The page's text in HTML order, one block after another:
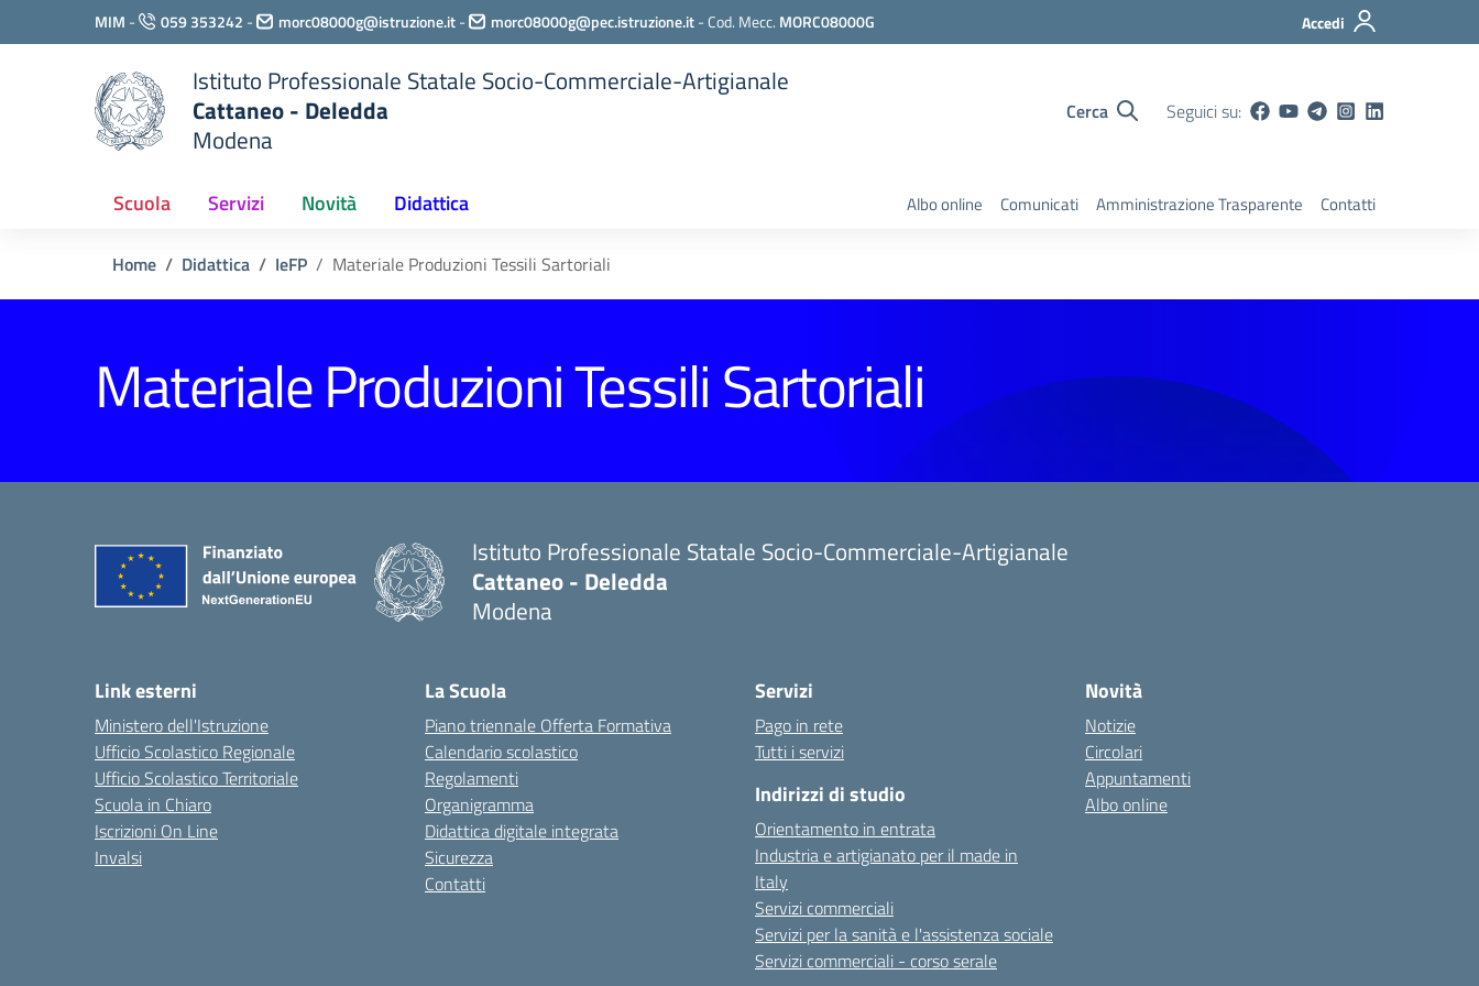
Vai ai contenuti
Vai al menu di navigazione
MIM - 059 353242 - morc08000g@istruzione.it- morc08000g@pec.istruzione.it-Cod. Mecc. MORC08000G Accedi
Istituto Professionale Statale Socio-Commerciale-Artigianale
Cattaneo - Deledda
Modena
Cerca Seguici su:
Scuola Servizi Novità Didattica Albo online Comunicati Amministrazione Trasparente Contatti
Home Didattica IeFP Materiale Produzioni Tessili Sartoriali
Materiale Produzioni Tessili Sartoriali
Istituto Professionale Statale Socio-Commerciale-Artigianale
Cattaneo - Deledda
Modena
Link esterni
Ministero dell'Istruzione
Ufficio Scolastico Regionale
Ufficio Scolastico Territoriale
Scuola in Chiaro
Iscrizioni On Line
Invalsi
La Scuola
Piano triennale Offerta Formativa
Calendario scolastico
Regolamenti
Organigramma
Didattica digitale integrata
Sicurezza
Contatti
Servizi
Pago in rete
Tutti i servizi
Indirizzi di studio
Orientamento in entrata
Industria e artigianato per il made in
Italy
Servizi commerciali
Servizi per la sanità e l'assistenza sociale
Servizi commerciali - corso serale
Novità
Notizie
Circolari
Appuntamenti
Albo online